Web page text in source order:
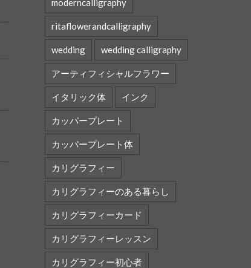
moderncalligraphy
ritaflowerandcalligraphy
wedding wedding calligraphy
アーティフィシャルフラワー
イタリック体 インク
カッパープレート
カッパープレート体
カリグラフィー
カリグラフィーのある暮らし
カリグラフィーカード
カリグラフィーレッスン
カリグラフィー初心者